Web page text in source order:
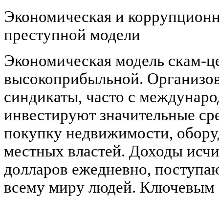
Экономическая и
преступной модели
Экономическая модель скам-
высокоприбыльной.
синдикаты, часто с
инвестируют значительные
покупку недвижимости,
местных властей. Доходы
долларов ежедневно,
всему миру людей. Ключевым